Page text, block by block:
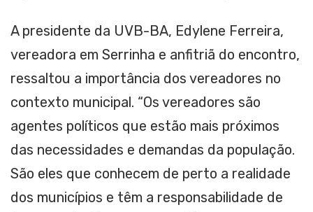
A presidente da UVB-BA, Edylene Ferreira,
vereadora em Serrinha e anfitriã do encontro,
ressaltou a importância dos vereadores no
contexto municipal. “Os vereadores são
agentes políticos que estão mais próximos
das necessidades e demandas da população.
São eles que conhecem de perto a realidade
dos municípios e têm a responsabilidade de